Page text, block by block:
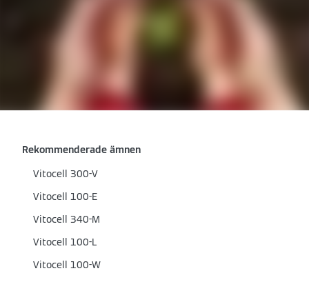
Rekommenderade ämnen
Vitocell 300-V
Vitocell 100-E
Vitocell 340-M
Vitocell 100-L
Vitocell 100-W